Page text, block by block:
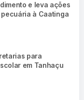
e leva ações
à Caatinga
para
em Tanhaçu